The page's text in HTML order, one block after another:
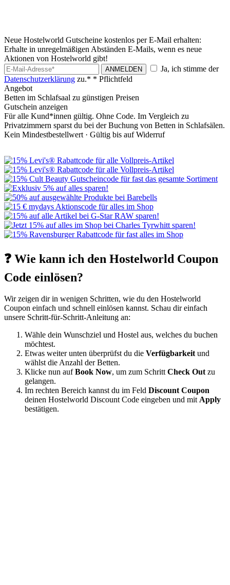
Neue Hostelworld Gutscheine kostenlos per E-Mail erhalten:
Erhalte in unregelmäßigen Abständen E-Mails, wenn es neue
Aktionen von Hostelworld gibt!
ANMELDEN
Ja, ich stimme der
Datenschutzerklärung zu.* * Pflichtfeld
Angebot
Betten im Schlafsaal zu günstigen Preisen
Gutschein anzeigen
Für alle Kund*innen gültig. Ohne Code. Im Vergleich zu
Privatzimmern sparst du bei der Buchung von Betten in Schlafsälen.
Kein Mindestbestellwert · Gültig bis auf Widerruf
❓ Wie kann ich den Hostelworld Coupon
Code einlösen?
Wir zeigen dir in wenigen Schritten, wie du den Hostelworld
Coupon einfach und schnell einlösen kannst. Schau dir einfach
unsere Schritt-für-Schritt-Anleitung an:
Wähle dein Wunschziel und Hostel aus, welches du buchen
möchtest.
Etwas weiter unten überprüfst du die Verfügbarkeitund
wählst die Anzahl der Betten.
Klicke nun aufBook Now, um zum SchrittCheck Outzu
gelangen.
Im rechten Bereich kannst du im Feld Discount Coupon
deinen Hostelworld Discount Code eingeben und mitApply
bestätigen.